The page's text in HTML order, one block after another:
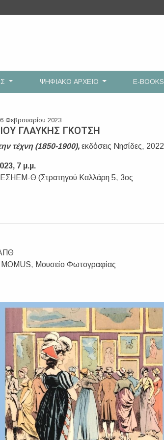
ΨΗΦΙΑΚΟ ΑΡΧΕΙΟ E-BOOKS
Φεβρουαρίου 2023
ΓΛΑΥΚΗΣ ΓΚΟΤΣΗ
τέχνη (1850-1900), εκδόσεις Νησίδες, 2022
7 μ.μ.
ΕΣΗΕΜ-Θ (Στρατηγού Καλλάρη 5, 3ος
ΑΠΘ
ΜΟMUS, Μουσείο Φωτογραφίας